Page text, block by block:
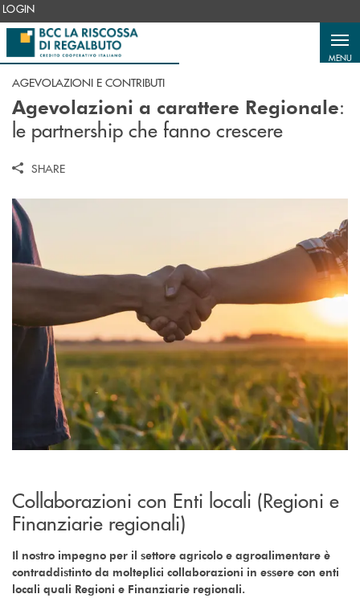
Salta al contenuto principale
LOGIN
MENU
AGEVOLAZIONI E CONTRIBUTI
Agevolazioni a carattere Regionale:
le partnership che fanno crescere
SHARE
Collaborazioni con Enti locali (Regioni e
Finanziarie regionali)
Il nostro impegno per il settore agricolo e agroalimentare è
contraddistinto da molteplici collaborazioni in essere con enti
locali quali Regioni e Finanziarie regionali.